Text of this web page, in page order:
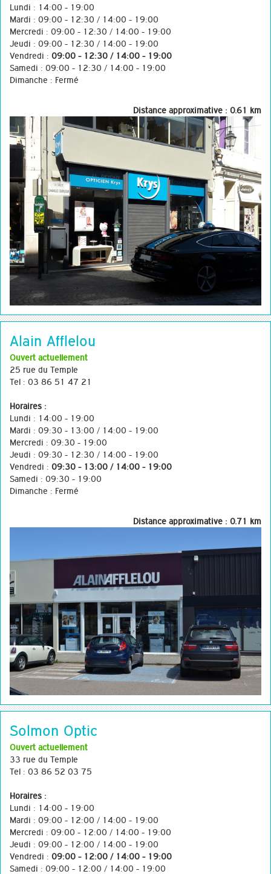
Lundi : 14:00 - 19:00
Mardi : 09:00 - 12:30 / 14:00 - 19:00
Mercredi : 09:00 - 12:30 / 14:00 - 19:00
Jeudi : 09:00 - 12:30 / 14:00 - 19:00
Vendredi : 09:00 - 12:30 / 14:00 - 19:00
Samedi : 09:00 - 12:30 / 14:00 - 19:00
Dimanche : Fermé
Distance approximative : 0.61 km
Alain Afflelou
Ouvert actuellement
25 rue du Temple
Tel : 03 86 51 47 21
Horaires :
Lundi : 14:00 - 19:00
Mardi : 09:30 - 13:00 / 14:00 - 19:00
Mercredi : 09:30 - 19:00
Jeudi : 09:30 - 12:30 / 14:00 - 19:00
Vendredi : 09:30 - 13:00 / 14:00 - 19:00
Samedi : 09:30 - 19:00
Dimanche : Fermé
Distance approximative : 0.71 km
Solmon Optic
Ouvert actuellement
33 rue du Temple
Tel : 03 86 52 03 75
Horaires :
Lundi : 14:00 - 19:00
Mardi : 09:00 - 12:00 / 14:00 - 19:00
Mercredi : 09:00 - 12:00 / 14:00 - 19:00
Jeudi : 09:00 - 12:00 / 14:00 - 19:00
Vendredi : 09:00 - 12:00 / 14:00 - 19:00
Samedi : 09:00 - 12:00 / 14:00 - 19:00